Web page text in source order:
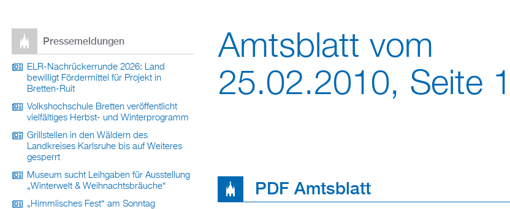
sind
hier
Amtsblatt vom
25.02.2010, Seite 1
PDF Amtsblatt
Pressemeldungen
ELR-Nachrückerrunde 2026: Land
bewilligt Fördermittel für Projekt in
Bretten-Ruit
Volkshochschule Bretten veröffentlicht
vielfältiges Herbst- und Winterprogramm
Grillstellen in den Wäldern des
Landkreises Karlsruhe bis auf Weiteres
gesperrt
Museum sucht Leihgaben für Ausstellung
„Winterwelt & Weihnachtsbräuche“
„Himmlisches Fest“ am Sonntag